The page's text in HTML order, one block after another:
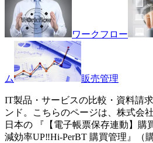
ワークフロー
ム 販売管理
IT製品・サービスの比較・資料請
ンド。こちらのページは、 株式会
日本の 『 【電子帳票保存連動】購
減効率UP‼Hi-PerBT 購買管理 』（